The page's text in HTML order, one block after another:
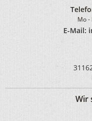
Mo -
E-Mail:
Wir